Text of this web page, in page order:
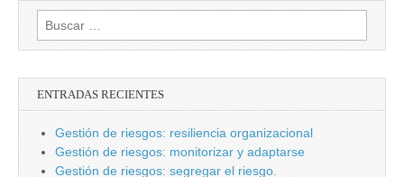
Buscar:
ENTRADAS RECIENTES
Gestión de riesgos: resiliencia organizacional
Gestión de riesgos: monitorizar y adaptarse
Gestión de riesgos: segregar el riesgo.